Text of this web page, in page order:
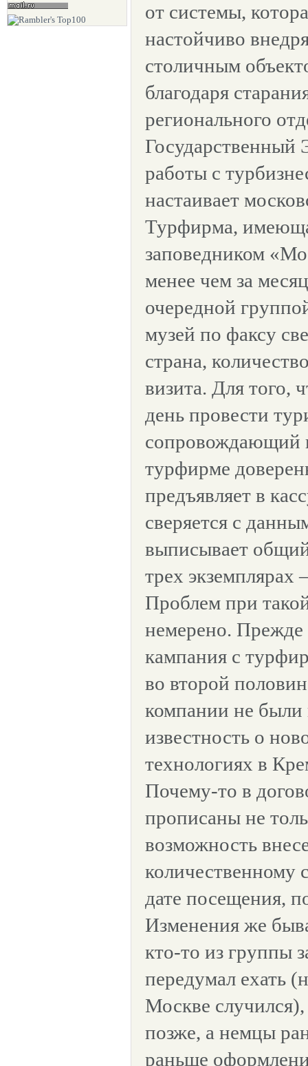
от системы,
настойчиво
столичным
благодаря
регионального
работы с
настаивает
Турфирма,
заповедником
менее чем за
очередной
музей по факсу
страна,
визита. Для того,
день провести
сопровождающий
турфирме
предъявляет в
сверяется с
выписывает
трех экземплярах
Проблем при
немерено. Прежде
кампания с
во второй
компании не были
известность о
технологиях в
Почему-то в
прописаны не
возможность
количественному
дате посещения,
Изменения же
кто-то из группы
передумал ехать
Москве
позже, а немцы
раньше